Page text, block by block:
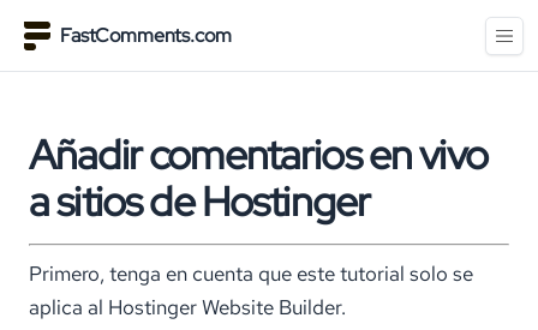
FastComments.com
Añadir comentarios en vivo
a sitios de Hostinger
Primero, tenga en cuenta que este tutorial solo se
aplica al Hostinger Website Builder.